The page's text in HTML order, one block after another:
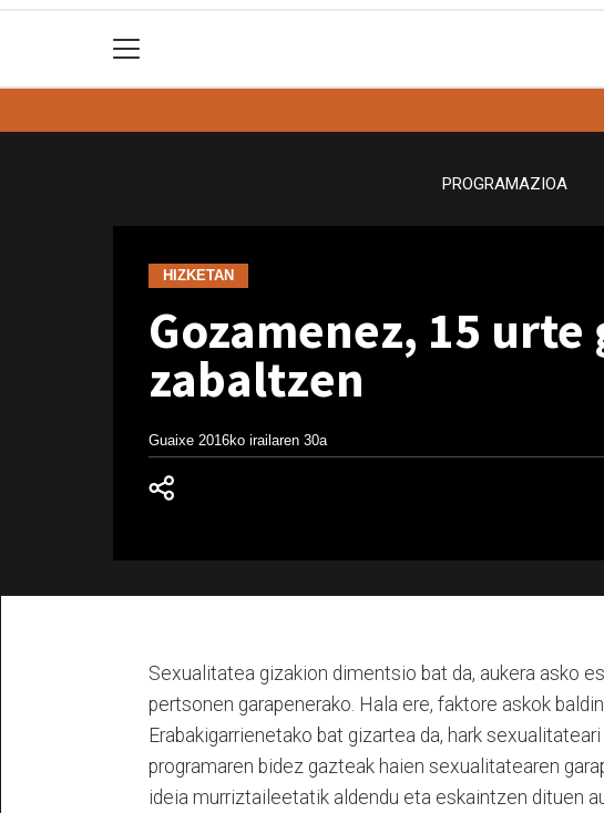
PROGRAMAZIOA
HIZKETAN
Gozamenez, 15
zabaltzen
Guaixe 2016ko irailaren 30a
Sexualitatea gizakion dimentsio bat da, aukera asko
pertsonen garapenerako. Hala ere, faktore askok
Erabakigarrienetako bat gizartea da, hark
programaren bidez gazteak haien sexualitatearen
ideia murriztaileetatik aldendu eta eskaintzen dituen